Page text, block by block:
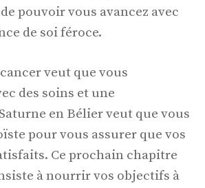
pouvoir vous avancez avec
de soi féroce.
veut que vous
des soins et une
en Bélier veut que vous
pour vous assurer que vos
Ce prochain chapitre
à nourrir vos objectifs à